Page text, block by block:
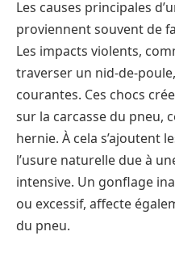
Les causes principales
proviennent souvent de
Les impacts violents,
traverser un nid-de-
courantes. Ces chocs
sur la carcasse du pneu,
hernie. À cela s’ajoutent
l’usure naturelle due à
intensive. Un gonflage
ou excessif, affecte
du pneu.